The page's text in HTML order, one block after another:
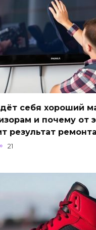
себя хороший
и почему от
результат ремонта
21